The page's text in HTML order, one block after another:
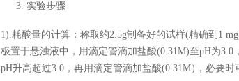
3. 实验步骤
1).耗酸量的计算：称取约2.5g制备好的试样(精确到1
极置于悬浊液中，用滴定管滴加盐酸(0.31M)至pH为3.0
pH升高超过3.0，再用滴定管滴加盐酸(0.31M） ，必要